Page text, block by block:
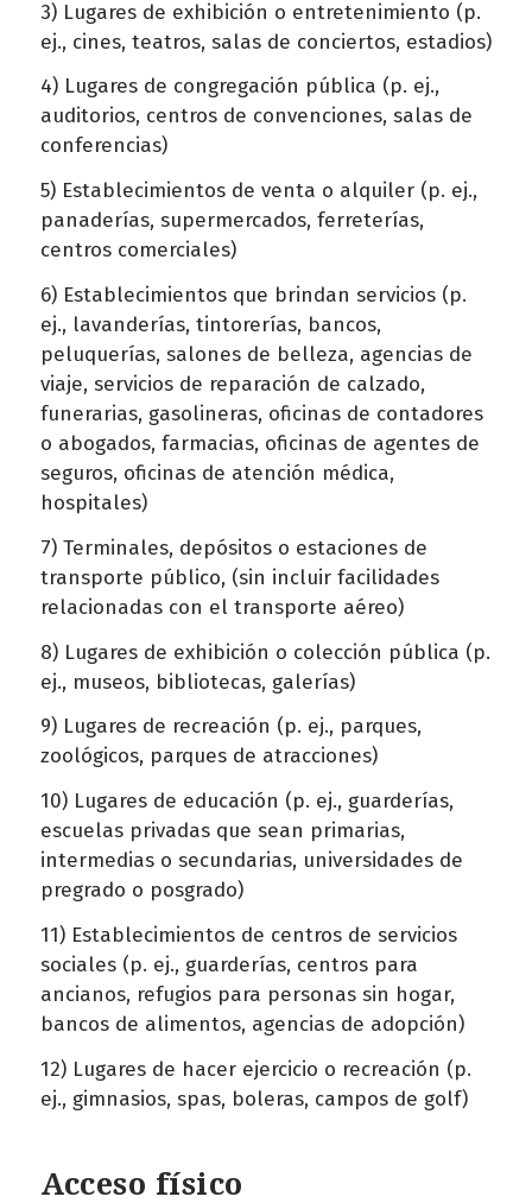
3) Lugares de exhibición o entretenimiento (p.
ej., cines, teatros, salas de conciertos, estadios)
4) Lugares de congregación pública (p. ej.,
auditorios, centros de convenciones, salas de
conferencias)
5) Establecimientos de venta o alquiler (p. ej.,
panaderías, supermercados, ferreterías,
centros comerciales)
6) Establecimientos que brindan servicios (p.
ej., lavanderías, tintorerías, bancos,
peluquerías, salones de belleza, agencias de
viaje, servicios de reparación de calzado,
funerarias, gasolineras, oficinas de contadores
o abogados, farmacias, oficinas de agentes de
seguros, oficinas de atención médica,
hospitales)
7) Terminales, depósitos o estaciones de
transporte público, (sin incluir facilidades
relacionadas con el transporte aéreo)
8) Lugares de exhibición o colección pública (p.
ej., museos, bibliotecas, galerías)
9) Lugares de recreación (p. ej., parques,
zoológicos, parques de atracciones)
10) Lugares de educación (p. ej., guarderías,
escuelas privadas que sean primarias,
intermedias o secundarias, universidades de
pregrado o posgrado)
11) Establecimientos de centros de servicios
sociales (p. ej., guarderías, centros para
ancianos, refugios para personas sin hogar,
bancos de alimentos, agencias de adopción)
12) Lugares de hacer ejercicio o recreación (p.
ej., gimnasios, spas, boleras, campos de golf)
Acceso físico